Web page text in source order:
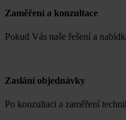
Zaměření a konzultace
Pokud Vás naše řešení a
Zaslání objednávky
Po konzultaci a zaměření